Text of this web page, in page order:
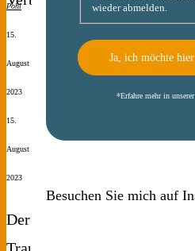
Pohl
15.
August
2023
15.
August
2023
Der
wieder abmelden.
*Erfahre mehr in unserer
Besuchen Sie mich auf